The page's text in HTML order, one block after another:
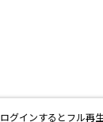
ログインするとフル再